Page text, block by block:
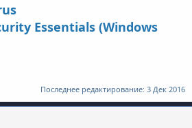
Essentials (Windows
Последнее редактирование: 3 Дек 2016